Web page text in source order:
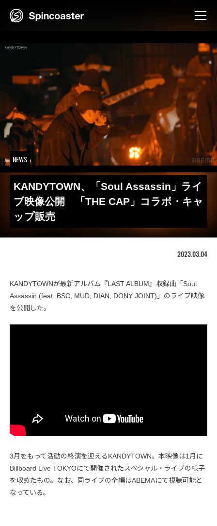
NEWS
KANDYTOWN、「Soul Assassin」ライ
ブ映像公開 「THE CAP」コラボ・キャ
ップ販売
2023.03.04
KANDYTOWNが最新アルバム『LAST ALBUM』収録曲「Soul
Assassin (feat. BSC, MUD, DIAN, DONY JOINT)」のライブ映像
を公開した。
3月をもって活動の終演を迎えるKANDYTOWN。本映像は1月に
Billboard Live TOKYOにて開催されたスペシャル・ライブの様子
を収めたもの。なお、同ライブの全編はABEMAにて視聴可能と
なっている。